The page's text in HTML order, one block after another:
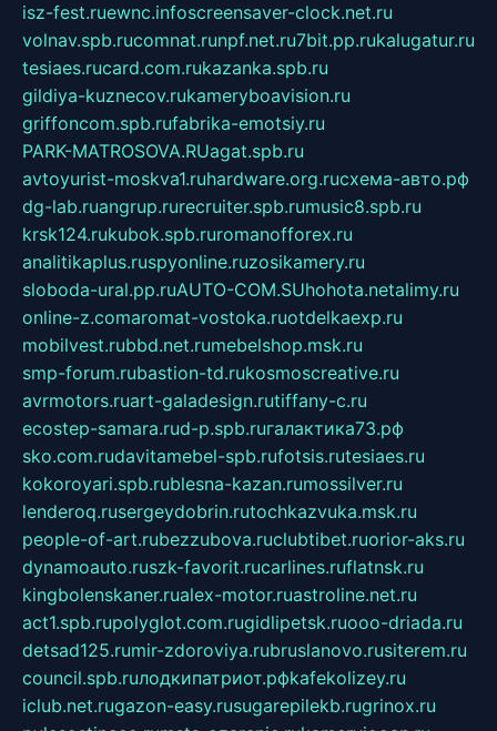
isz-fest.ruewnc.infoscreensaver-clock.net.ru
volnav.spb.rucomnat.runpf.net.ru7bit.pp.rukalugatur.ru
tesiaes.rucard.com.rukazanka.spb.ru
gildiya-kuznecov.rukameryboavision.ru
griffoncom.spb.rufabrika-emotsiy.ru
PARK-MATROSOVA.RUagat.spb.ru
avtoyurist-moskva1.ruhardware.org.ruсхема-авто.рф
dg-lab.ruangrup.rurecruiter.spb.rumusic8.spb.ru
krsk124.rukubok.spb.ruromanofforex.ru
analitikaplus.ruspyonline.ruzosikamery.ru
sloboda-ural.pp.ruAUTO-COM.SUhohota.netalimy.ru
online-z.comaromat-vostoka.ruotdelkaexp.ru
mobilvest.rubbd.net.rumebelshop.msk.ru
smp-forum.rubastion-td.rukosmoscreative.ru
avrmotors.ruart-galadesign.rutiffany-c.ru
ecostep-samara.rud-p.spb.ruгалактика73.рф
sko.com.rudavitamebel-spb.rufotsis.rutesiaes.ru
kokoroyari.spb.rublesna-kazan.rumossilver.ru
lenderoq.rusergeydobrin.rutochkazvuka.msk.ru
people-of-art.rubezzubova.ruclubtibet.ruorior-aks.ru
dynamoauto.ruszk-favorit.rucarlines.ruflatnsk.ru
kingbolenskaner.rualex-motor.ruastroline.net.ru
act1.spb.rupolyglot.com.rugidlipetsk.ruooo-driada.ru
detsad125.rumir-zdoroviya.rubruslanovo.rusiterem.ru
council.spb.ruлодкипатриот.рфkafekolizey.ru
iclub.net.rugazon-easy.rusugarepilekb.rugrinox.ru